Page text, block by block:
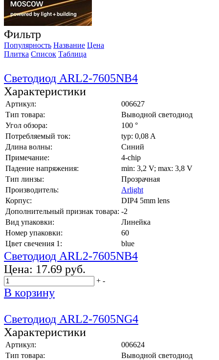
Фильтр
Популярность Название Цена
Плитка Список Таблица
Светодиод ARL2-7605NB4
Характеристики
Артикул:
006627
Тип товара:
Выводной светодиод
Угол обзора:
100 °
Потребляемый ток:
typ: 0,08 A
Длина волны:
Синий
Примечание:
4-chip
Падение напряжения:
min: 3,2 V; max: 3,8 V
Тип линзы:
Прозрачная
Производитель:
Arlight
Корпус:
DIP4 5mm lens
Дополнительный признак товара: -2
Вид упаковки:
Линейка
Номер упаковки:
60
Цвет свечения 1:
blue
Светодиод ARL2-7605NB4
Цена: 17.69 руб.
+ -
В корзину
Светодиод ARL2-7605NG4
Характеристики
Артикул:
006624
Тип товара:
Выводной светодиод